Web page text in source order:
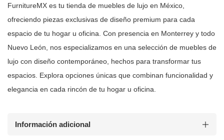
FurnitureMX es tu tienda de muebles de lujo en México,
ofreciendo piezas exclusivas de diseño premium para cada
espacio de tu hogar u oficina. Con presencia en Monterrey y todo
Nuevo León, nos especializamos en una selección de muebles de
lujo con diseño contemporáneo, hechos para transformar tus
espacios. Explora opciones únicas que combinan funcionalidad y
elegancia en cada rincón de tu hogar u oficina.
Información adicional